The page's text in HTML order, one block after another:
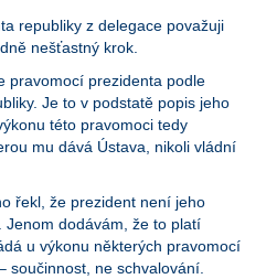
republiky z delegace považuji
nešťastný krok.
pravomocí prezidenta podle
Je to v podstatě popis jeho
této pravomoci tedy
mu dává Ústava, nikoli vládní
řekl, že prezident není jeho
dodávám, že to platí
u výkonu některých pravomocí
součinnost, ne schvalování.